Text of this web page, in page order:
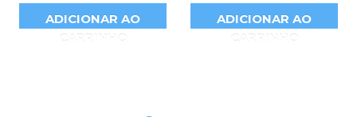
ADICIONAR AO
CARRINHO
ADICIONAR AO
CARRINHO